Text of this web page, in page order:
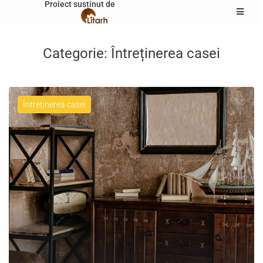
Proiect susținut de
Categorie: Întreținerea casei
Întreținerea casei